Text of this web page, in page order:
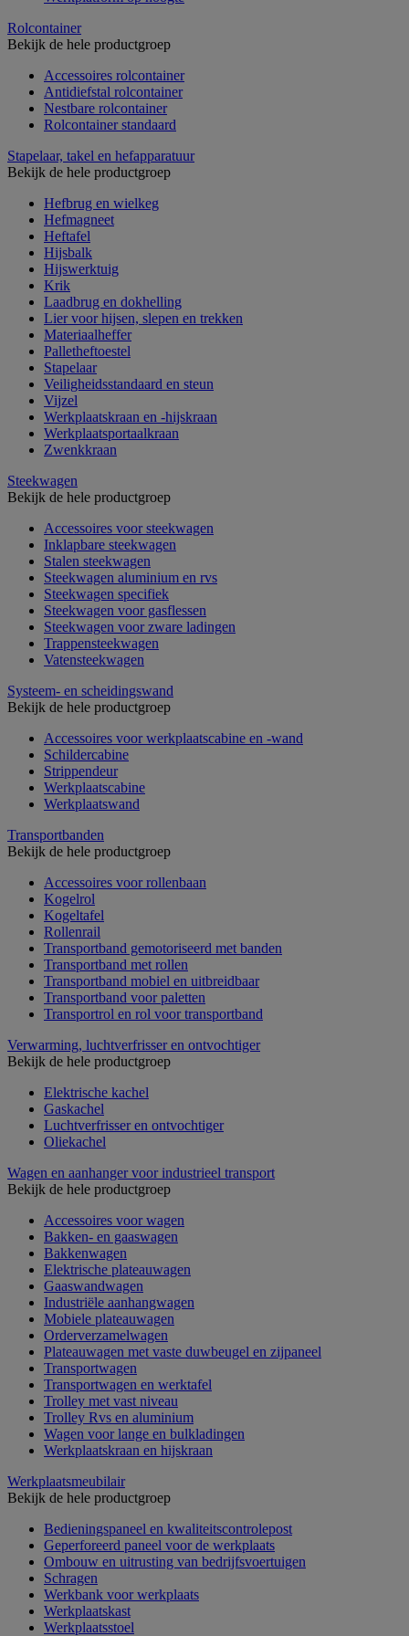
Rolcontainer
Bekijk de hele productgroep
Accessoires rolcontainer
Antidiefstal rolcontainer
Nestbare rolcontainer
Rolcontainer standaard
Stapelaar, takel en hefapparatuur
Bekijk de hele productgroep
Hefbrug en wielkeg
Hefmagneet
Heftafel
Hijsbalk
Hijswerktuig
Krik
Laadbrug en dokhelling
Lier voor hijsen, slepen en trekken
Materiaalheffer
Palletheftoestel
Stapelaar
Veiligheidsstandaard en steun
Vijzel
Werkplaatskraan en -hijskraan
Werkplaatsportaalkraan
Zwenkkraan
Steekwagen
Bekijk de hele productgroep
Accessoires voor steekwagen
Inklapbare steekwagen
Stalen steekwagen
Steekwagen aluminium en rvs
Steekwagen specifiek
Steekwagen voor gasflessen
Steekwagen voor zware ladingen
Trappensteekwagen
Vatensteekwagen
Systeem- en scheidingswand
Bekijk de hele productgroep
Accessoires voor werkplaatscabine en -wand
Schildercabine
Strippendeur
Werkplaatscabine
Werkplaatswand
Transportbanden
Bekijk de hele productgroep
Accessoires voor rollenbaan
Kogelrol
Kogeltafel
Rollenrail
Transportband gemotoriseerd met banden
Transportband met rollen
Transportband mobiel en uitbreidbaar
Transportband voor paletten
Transportrol en rol voor transportband
Verwarming, luchtverfrisser en ontvochtiger
Bekijk de hele productgroep
Elektrische kachel
Gaskachel
Luchtverfrisser en ontvochtiger
Oliekachel
Wagen en aanhanger voor industrieel transport
Bekijk de hele productgroep
Accessoires voor wagen
Bakken- en gaaswagen
Bakkenwagen
Elektrische plateauwagen
Gaaswandwagen
Industriële aanhangwagen
Mobiele plateauwagen
Orderverzamelwagen
Plateauwagen met vaste duwbeugel en zijpaneel
Transportwagen
Transportwagen en werktafel
Trolley met vast niveau
Trolley Rvs en aluminium
Wagen voor lange en bulkladingen
Werkplaatskraan en hijskraan
Werkplaatsmeubilair
Bekijk de hele productgroep
Bedieningspaneel en kwaliteitscontrolepost
Geperforeerd paneel voor de werkplaats
Ombouw en uitrusting van bedrijfsvoertuigen
Schragen
Werkbank voor werkplaats
Werkplaatskast
Werkplaatsstoel